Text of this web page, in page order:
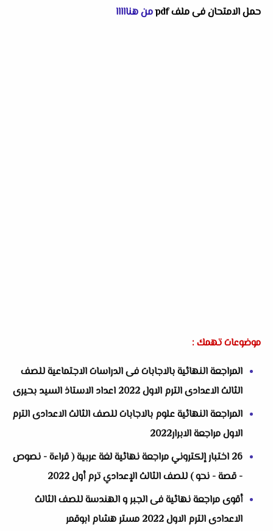
حمل الامتحان فى ملف pdf من هنااااا
موضوعات تهمك :
المراجعة النهائية بالاجابات فى الدراسات الاجتماعية للصف
الثالث الاعدادى الترم الاول 2022 اعداد الاستاذ السيد بحيرى
المراجعة النهائية علوم بالاجابات للصف الثالث الاعدادى الترم
الاول مراجعة الابرار2022
26 اختبار إلكتروني مراجعة نهائية لغة عربية ( قراءة - نصوص
- قصة - نحو ) للصف الثالث الإعدادي ترم أول 2022
أقوى مراجعة نهائية فى الجبر و الهندسة للصف الثالث
الاعدادى الترم الاول 2022 مستر هشام ابوقمر